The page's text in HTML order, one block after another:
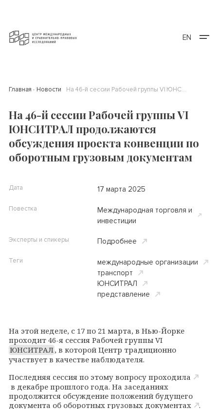
EN
Главная Новости На 46-й сессии Рабочей группы VI ЮНСИТРАЛ продолжаются обсуждения проекта конвенции по оборотным грузовым документам
На 46-й сессии Рабочей группы VI
ЮНСИТРАЛ продолжаются
обсуждения проекта конвенции по
оборотным грузовым документам
На этой неделе, с 17 по 21 марта, в Нью-Йорке
проходит 46-я сессия Рабочей группы VI
ЮНСИТРАЛ, в которой Центр традиционно
участвует в качестве наблюдателя.
Последняя сессия по этому вопросу проходила
в декабре прошлого года. На заседаниях
продолжится обсуждение положений будущего
документа об оборотных грузовых документах
.
Дата 17 марта 2025
Повестка
Международная торговля и
инвестиции
Эксперты и спикеры Подробнее
Теги
международные организации
транспорт
ЮНСИТРАЛ
представление